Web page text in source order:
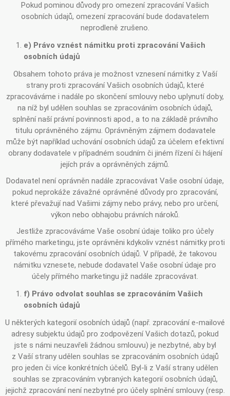
Pokud pominou důvody pro omezení zpracování Vašich
osobních údajů, omezení zpracování bude dodavatelem
neprodleně zrušeno.
e) Právo vznést námitku proti zpracování Vašich
osobních údajů
Obsahem tohoto práva je možnost vznesení námitky z Vaší
strany proti zpracování Vašich osobních údajů, které
zpracováváme i nadále po skončení smlouvy nebo uplynutí doby,
na níž byl udělen souhlas se zpracováním osobních údajů,
splnění naší právní povinnosti apod., a to na základě právního
titulu oprávněného zájmu. Oprávněným zájmem dodavatele
může být například uchování osobních údajů za účelem efektivní
obrany dodavatele v případném soudním či jiném řízení či hájení
jejích práv a oprávněných zájmů.
Dodavatel není oprávněn nadále zpracovávat Vaše osobní údaje,
pokud neprokáže závažné oprávněné důvody pro zpracování,
které převažují nad Vašimi zájmy nebo právy, nebo pro určení,
výkon nebo obhajobu právních nároků.
Jestliže zpracováváme Vaše osobní údaje toliko pro účely
přímého marketingu, jste oprávněni kdykoliv vznést námitky proti
takovému zpracování osobních údajů. V případě, že takovou
námitku vznesete, nebude dodavatel Vaše osobní údaje pro
účely přímého marketingu již nadále zpracovávat.
f) Právo odvolat souhlas se zpracováním Vašich
osobních údajů
U některých kategorií osobních údajů (např. zpracování e-mailové
adresy subjektu údajů pro zodpovězení Vašich dotazů, pokud
jste s námi neuzavřeli žádnou smlouvu) je nezbytné, aby byl
z Vaší strany udělen souhlas se zpracováním osobních údajů
pro jeden či více konkrétních účelů. Byl-li z Vaší strany udělen
souhlas se zpracováním vybraných kategorií osobních údajů,
jejichž zpracování není nezbytné pro účely splnění smlouvy (resp.